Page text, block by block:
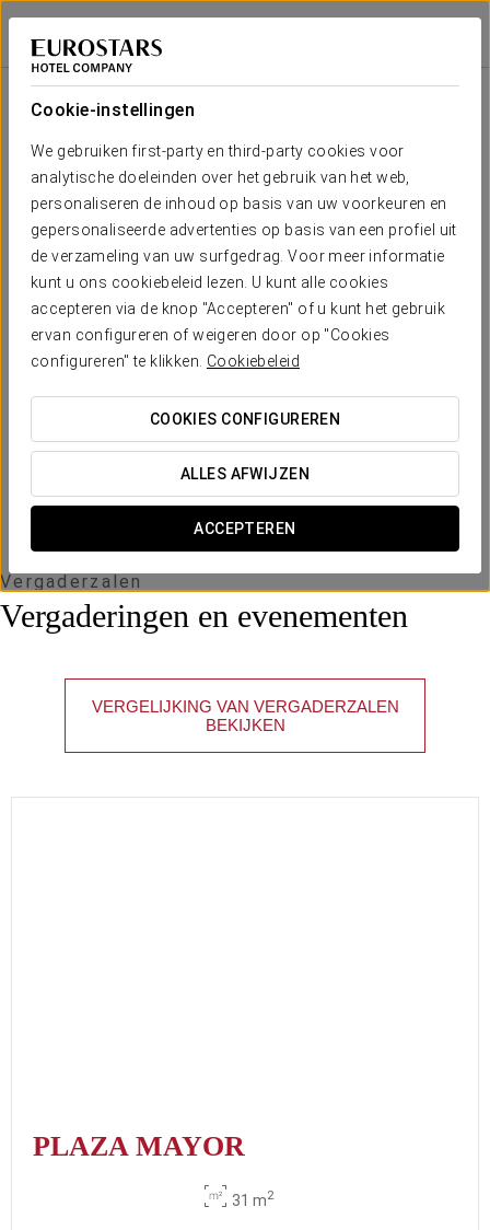
Cookie-instellingen
We gebruiken first-party en third-party cookies voor
analytische doeleinden over het gebruik van het web,
personaliseren de inhoud op basis van uw voorkeuren en
gepersonaliseerde advertenties op basis van een profiel uit
de verzameling van uw surfgedrag. Voor meer informatie
kunt u ons cookiebeleid lezen. U kunt alle cookies
accepteren via de knop "Accepteren" of u kunt het gebruik
ervan configureren of weigeren door op "Cookies
configureren" te klikken. Cookiebeleid
COOKIES CONFIGUREREN
ALLES AFWIJZEN
ACCEPTEREN
Exe Moncloa
MADRID
Jouw evenement in
OFFERTE AANVRAGEN
Vergaderzalen
Vergaderingen en evenementen
VERGELIJKING VAN VERGADERZALEN
BEKIJKEN
Zaal
opstellingopstelling
PLAZA
MAYOR
31 m 2
x m
altura
- - 10 10 - 10
GRAN
MADRID
100 m 2
x m
- - 35 20 -
PLAZA MAYOR
31 m2